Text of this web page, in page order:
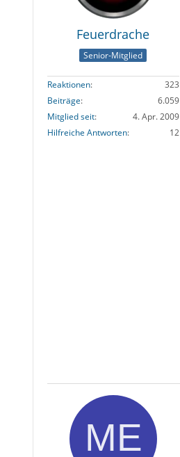
Feuerdrache
Senior-Mitglied
Reaktionen
323
Beiträge
6.059
Mitglied seit
4. Apr. 2009
Hilfreiche Antworten
12